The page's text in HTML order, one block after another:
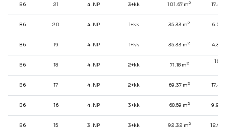
B6 21 4. NP 3+kk 101.67 m2 17.47
B6 20 4. NP 1+kk 35.33 m2 6.28
B6 19 4. NP 1+kk 35.33 m2 4.39
B6 18 4. NP 2+kk 71.18 m2
B6 17 4. NP 2+kk 69.37 m2 17.47
B6 16 4. NP 3+kk 68.59 m2 9.92
B6 15 3. NP 3+kk 92.32 m2 12.96